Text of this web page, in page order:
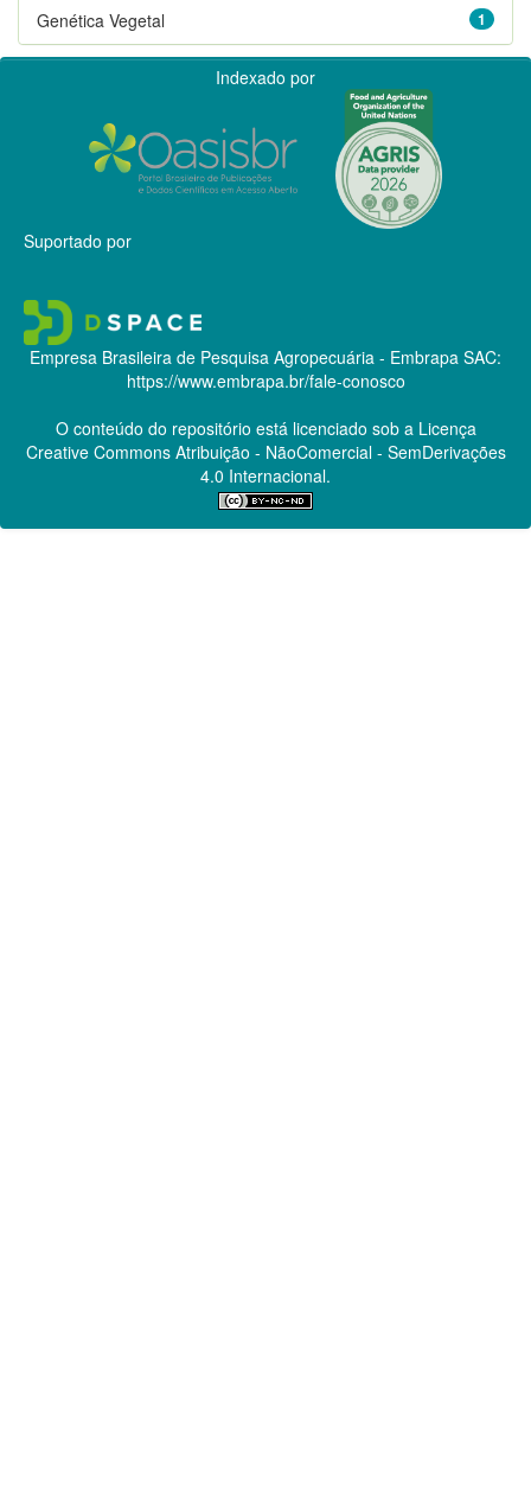
1
Genética Vegetal
Indexado por
Suportado por
Empresa Brasileira de Pesquisa Agropecuária - Embrapa SAC:
https://www.embrapa.br/fale-conosco
O conteúdo do repositório está licenciado sob a Licença
Creative CommonsAtribuição - NãoComercial - SemDerivações
4.0 Internacional.